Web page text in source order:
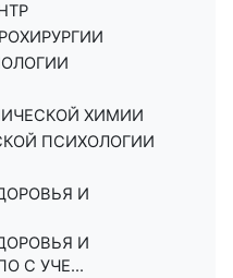
ХИМИИ
ПСИХОЛОГИИ
И
И
С УЧЕ...